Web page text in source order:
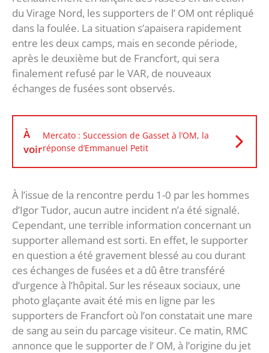
du Virage Nord, les supporters de l’ OM ont répliqué
dans la foulée. La situation s’apaisera rapidement
entre les deux camps, mais en seconde période,
après le deuxième but de Francfort, qui sera
finalement refusé par le VAR, de nouveaux
échanges de fusées sont observés.
À
voir
Mercato : Succession de Gasset à l’OM, la
réponse d’Emmanuel Petit
À l’issue de la rencontre perdu 1-0 par les hommes
d’Igor Tudor, aucun autre incident n’a été signalé.
Cependant, une terrible information concernant un
supporter allemand est sorti. En effet, le supporter
en question a été gravement blessé au cou durant
ces échanges de fusées et a dû être transféré
d’urgence à l’hôpital. Sur les réseaux sociaux, une
photo glaçante avait été mis en ligne par les
supporters de Francfort où l’on constatait une mare
de sang au sein du parcage visiteur. Ce matin, RMC
annonce que le supporter de l’ OM, à l’origine du jet